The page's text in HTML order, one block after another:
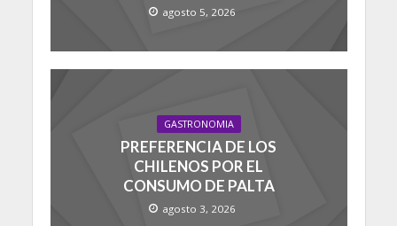
agosto 5, 2026
GASTRONOMIA
PREFERENCIA DE LOS
CHILENOS POR EL
CONSUMO DE PALTA
agosto 3, 2026